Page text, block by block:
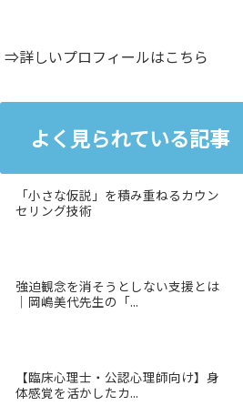
⇒詳しいプロフィールはこちら
よく見られている記事
「小さな仮説」を積み重ねるカウン
セリング技術
強迫観念を消そうとしない支援とは
｜岡嶋美代先生の「...
【臨床心理士・公認心理師向け】身
体感覚を活かしたカ...